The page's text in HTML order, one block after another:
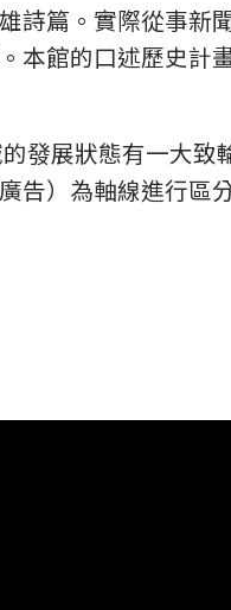
詩篇。實際從事新
本館的口述歷史計
發展狀態有一大致
告）為軸線進行區